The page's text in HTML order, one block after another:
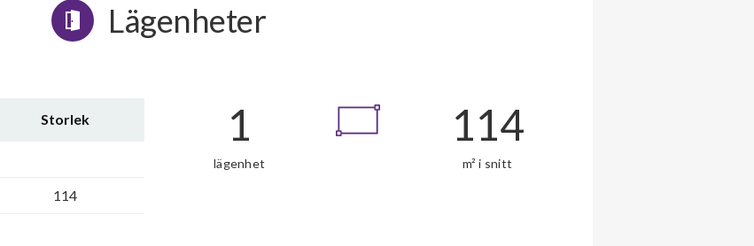
Lägenheter
Storlek
114
1
lägenhet
114
m² i snitt